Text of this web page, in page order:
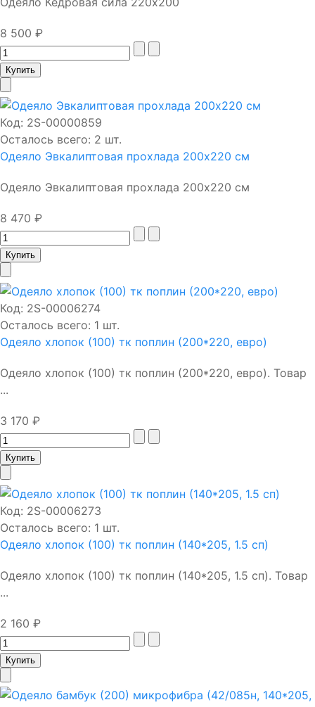
8 500 ₽
Код: 2S-00000859
Осталось всего: 2 шт.
Одеяло Эвкалиптовая прохлада 200х220 см
Одеяло Эвкалиптовая прохлада 200х220 см
8 470 ₽
Код: 2S-00006274
Осталось всего: 1 шт.
Одеяло хлопок (100) тк поплин (200*220, евро)
Одеяло хлопок (100) тк поплин (200*220, евро). Товар
...
3 170 ₽
Код: 2S-00006273
Осталось всего: 1 шт.
Одеяло хлопок (100) тк поплин (140*205, 1.5 сп)
Одеяло хлопок (100) тк поплин (140*205, 1.5 сп). Товар
...
2 160 ₽